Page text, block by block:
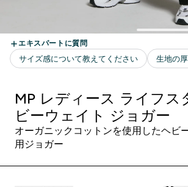
MP レディース ライフス
ビーウェイト ジョガー
オーガニックコットンを使用したヘビ
用ジョガー